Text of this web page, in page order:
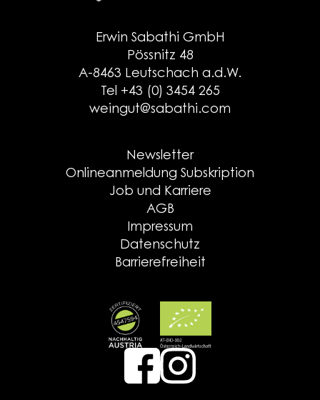
Erwin Sabathi GmbH
Pössnitz 48
A-8463 Leutschach a.d.W.
Tel +43 (0) 3454 265
weingut@sabathi.com
Newsletter
Onlineanmeldung Subskription
Job und Karriere
AGB
Impressum
Datenschutz
Barrierefreiheit